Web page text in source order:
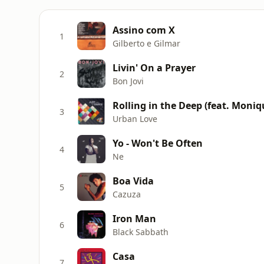
1 Assino com X
Gilberto e Gilmar
2 Livin' On a Prayer
Bon Jovi
3 Rolling in the Deep (feat.
Urban Love
4 Yo - Won't Be Often
Ne
5 Boa Vida
Cazuza
6 Iron Man
Black Sabbath
Casa